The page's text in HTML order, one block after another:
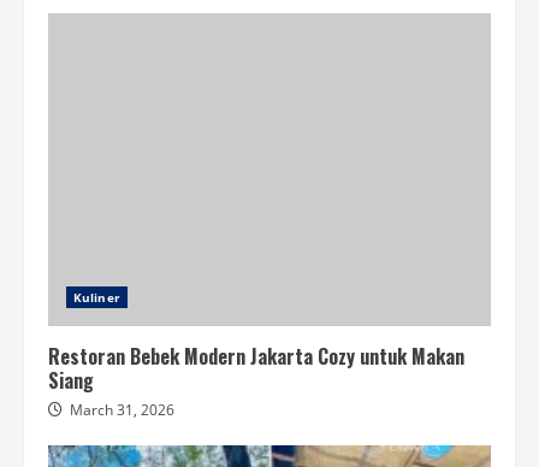
Kuliner
Restoran Bebek Modern Jakarta Cozy untuk Makan
Siang
March 31, 2026